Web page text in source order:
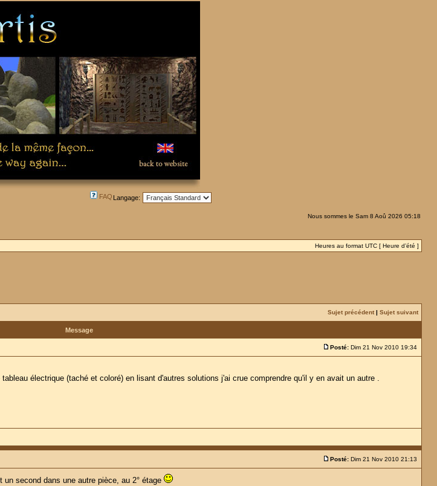
FAQ Langage:
Nous sommes le Sam 8 Aoû 2026 05:18
Heures au format UTC [ Heure d’été ]
Sujet précédent | Sujet suivant
Message
Posté: Dim 21 Nov 2010 19:34
électrique (taché et coloré) en lisant d'autres solutions j'ai crue comprendre qu'il y en avait un autre .
Posté: Dim 21 Nov 2010 21:13
second dans une autre pièce, au 2° étage